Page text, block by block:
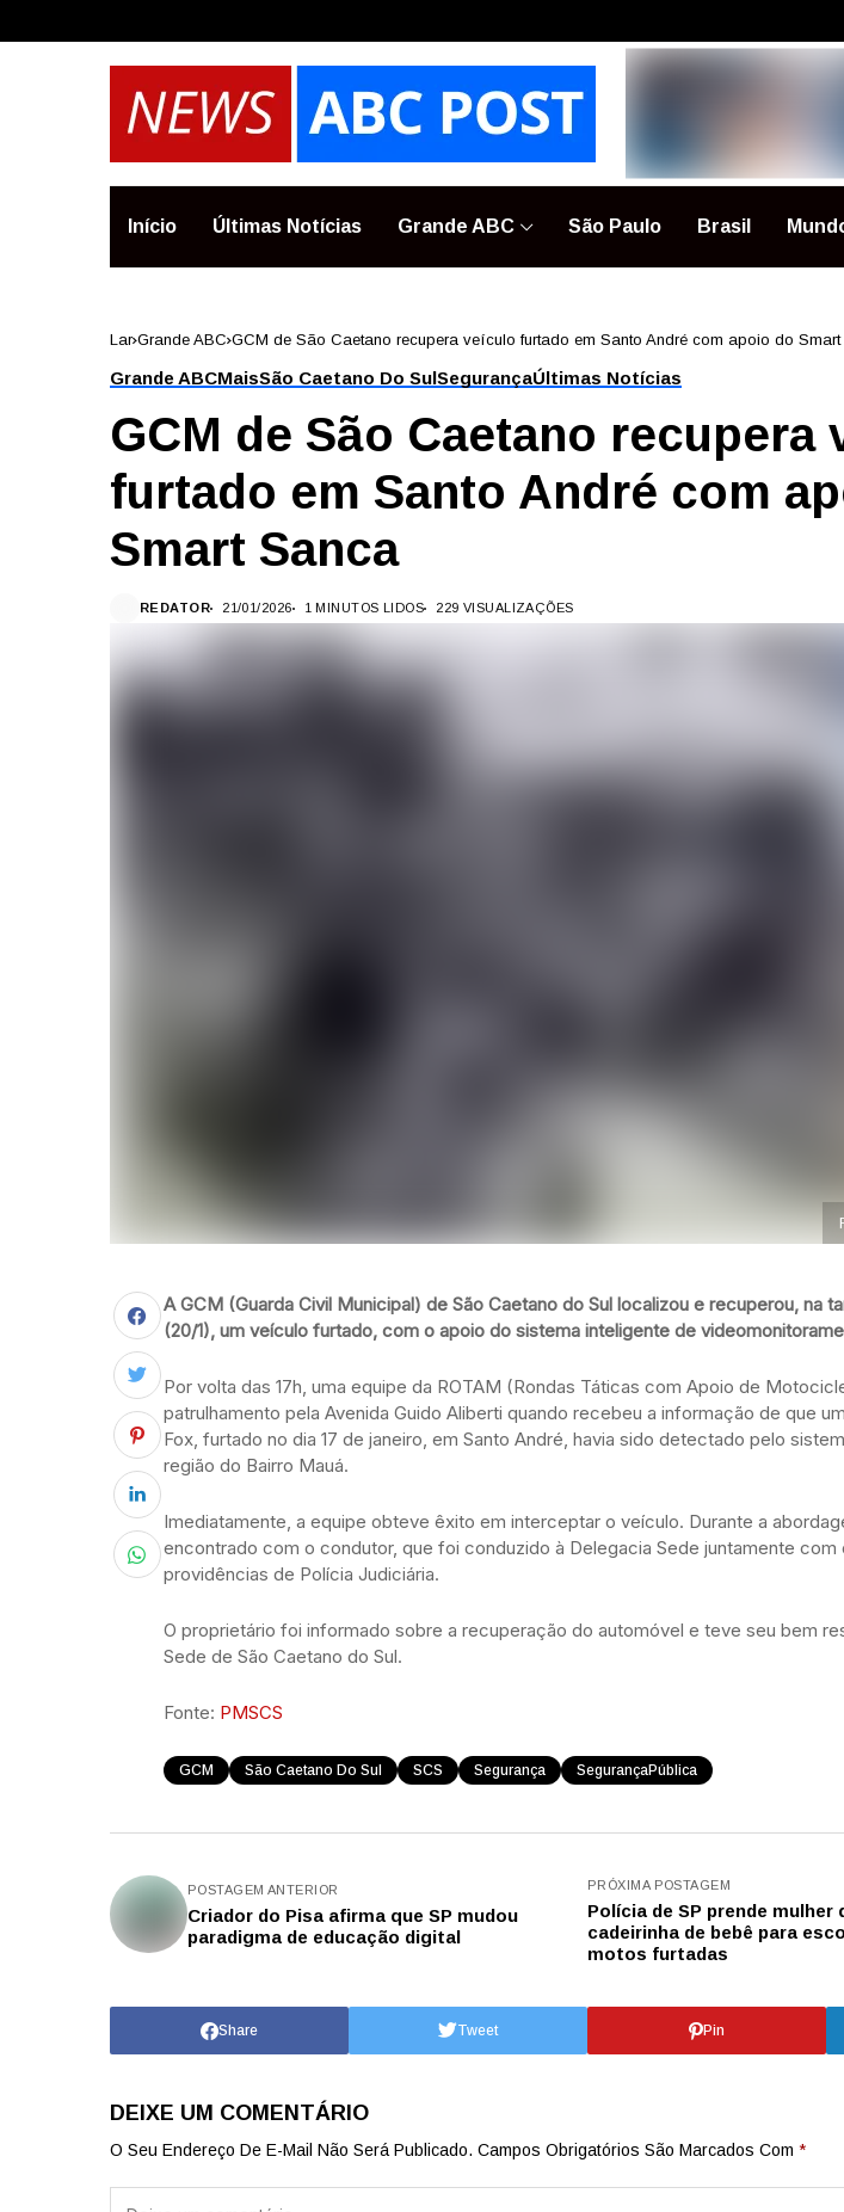
Início Últimas Notícias Grande ABC São Paulo Brasil
Lar Grande ABC GCM de São Caetano recupera veículo furtado em Santo André com apoio do
Grande ABCMaisSão Caetano Do SulSegurançaÚltimas Notícias
GCM de São Caetano recupera
furtado em Santo André com
Smart Sanca
REDATOR 21/01/2026 1 MINUTOS LIDOS 229 VISUALIZAÇÕES
A GCM (Guarda Civil Municipal) de São Caetano do Sul localizou e recuperou, na
(20/1), um veículo furtado, com o apoio do sistema inteligente de
Por volta das 17h, uma equipe da ROTAM (Rondas Táticas com Apoio de
patrulhamento pela Avenida Guido Aliberti quando recebeu a informação de que
Fox, furtado no dia 17 de janeiro, em Santo André, havia sido detectado pelo
região do Bairro Mauá.
Imediatamente, a equipe obteve êxito em interceptar o veículo. Durante a
encontrado com o condutor, que foi conduzido à Delegacia Sede juntamente com
providências de Polícia Judiciária.
O proprietário foi informado sobre a recuperação do automóvel e teve seu bem
Sede de São Caetano do Sul.
Fonte: PMSCS
GCM São Caetano Do Sul SCS Segurança SegurançaPública
POSTAGEM ANTERIOR
Criador do Pisa afirma que SP mudou
paradigma de educação digital
PRÓXIMA POSTAGEM
Polícia de SP prende mulher
cadeirinha de bebê para
motos furtadas
Share Tweet Pin
DEIXE UM COMENTÁRIO
O Seu Endereço De E-Mail Não Será Publicado. Campos Obrigatórios São Marcados Com *